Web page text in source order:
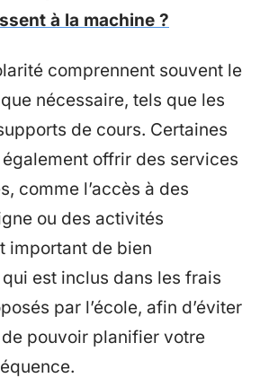
à la machine ?
comprennent souvent le
nécessaire, tels que les
de cours. Certaines
offrir des services
comme l’accès à des
ou des activités
important de bien
est inclus dans les frais
par l’école, afin d’éviter
pouvoir planifier votre